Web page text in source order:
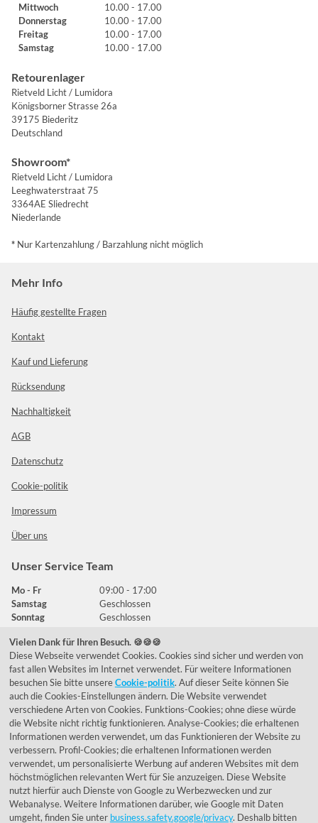
Mittwoch
10.00 - 17.00
Donnerstag
10.00 - 17.00
Freitag
10.00 - 17.00
Samstag
10.00 - 17.00
Retourenlager
Rietveld Licht / Lumidora
Königsborner Strasse 26a
39175 Biederitz
Deutschland
Showroom*
Rietveld Licht / Lumidora
Leeghwaterstraat 75
3364AE Sliedrecht
Niederlande
* Nur Kartenzahlung / Barzahlung nicht möglich
Mehr Info
Häufig gestellte Fragen
Kontakt
Kauf und Lieferung
Rücksendung
Nachhaltigkeit
AGB
Datenschutz
Cookie-politik
Impressum
Über uns
Unser Service Team
Mo - Fr
09:00 - 17:00
Samstag
Geschlossen
Sonntag
Geschlossen
Häufig gestellte Fragen
039292 - 678215
de@lumidora.com
FacebookInstagram
Kundenmeinungen
Exzellent - eKomi.de
Vielen Dank für Ihren Besuch. 🍪🍪🍪
Diese Webseite verwendet Cookies. Cookies sind sicher und werden von
fast allen Websites im Internet verwendet. Für weitere Informationen
besuchen Sie bitte unsereCookie-politik. Auf dieser Seite können Sie
auch die Cookies-Einstellungen ändern. Die Website verwendet
verschiedene Arten von Cookies. Funktions-Cookies; ohne diese würde
die Website nicht richtig funktionieren. Analyse-Cookies; die erhaltenen
Informationen werden verwendet, um das Funktionieren der Website zu
verbessern. Profil-Cookies; die erhaltenen Informationen werden
verwendet, um personalisierte Werbung auf anderen Websites mit dem
höchstmöglichen relevanten Wert für Sie anzuzeigen. Diese Website
nutzt hierfür auch Dienste von Google zu Werbezwecken und zur
Webanalyse. Weitere Informationen darüber, wie Google mit Daten
umgeht, finden Sie unter business.safety.google/privacy. Deshalb bitten